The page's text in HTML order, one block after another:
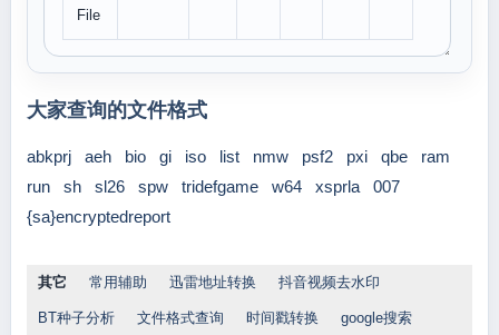
File
大家查询的文件格式
abkprj aeh bio gi iso list nmw psf2 pxi qbe
ram
run
sh sl26 spw tridefgame w64 xsprla
007
{sa}encryptedreport
其它 常用辅助 迅雷地址转换 抖音视频去水印
BT种子分析 文件格式查询 时间戳转换 google搜索